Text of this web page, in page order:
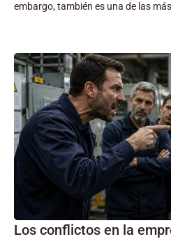
embargo, también es una de las
Los conflictos en la